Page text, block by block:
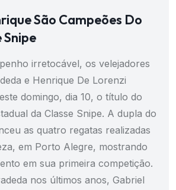
São Campeões Do
Snipe
irretocável, os velejadores
e Henrique De Lorenzi
domingo, dia 10, o título do
da Classe Snipe. A dupla do
as quatro regatas realizadas
em Porto Alegre, mostrando
em sua primeira competição.
nos últimos anos, Gabriel